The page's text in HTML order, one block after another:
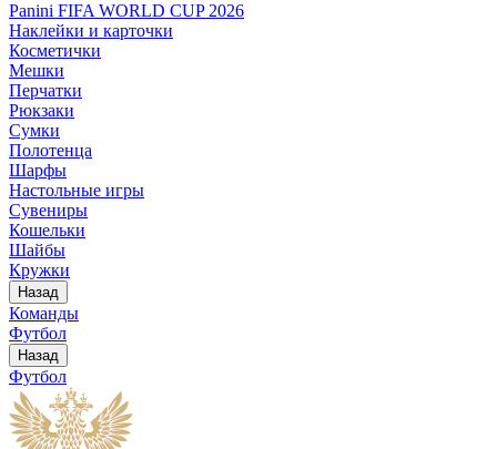
Panini FIFA WORLD CUP 2026
Наклейки и карточки
Косметички
Мешки
Перчатки
Рюкзаки
Сумки
Полотенца
Шарфы
Настольные игры
Сувениры
Кошельки
Шайбы
Кружки
Назад
Команды
Футбол
Назад
Футбол